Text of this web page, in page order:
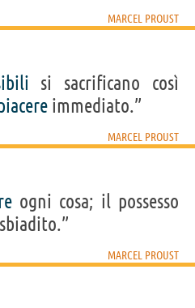
MARCEL PROUST
si sacrificano così
immediato.”
MARCEL PROUST
ogni cosa; il possesso
MARCEL PROUST